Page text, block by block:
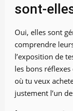
sont-
Oui, elles sont
comprendre
l’exposition de
les bons
où tu veux
justement l’un